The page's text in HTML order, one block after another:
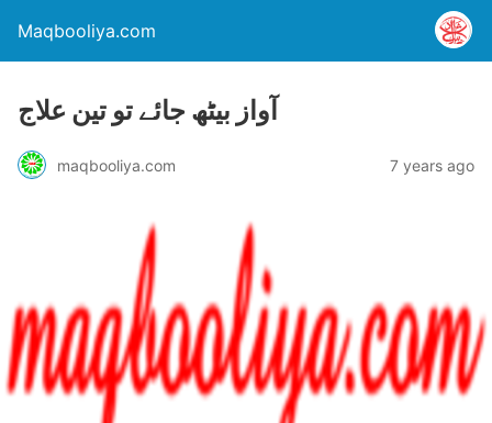
Maqbooliya.com
آواز بیٹھ جائے تو تین علاج
maqbooliya.com 7 years ago